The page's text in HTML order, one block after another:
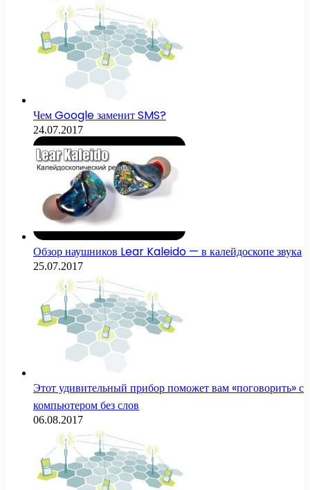
Чем Google заменит SMS?
24.07.2017
Обзор наушников Lear Kaleido — в калейдоскопе звука
25.07.2017
Этот удивительный прибор поможет вам «поговорить» с
компьютером без слов
06.08.2017